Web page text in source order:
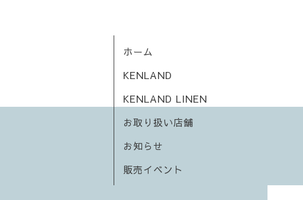
ホーム
KENLAND
KENLAND LINEN
お取り扱い店舗
お知らせ
販売イベント